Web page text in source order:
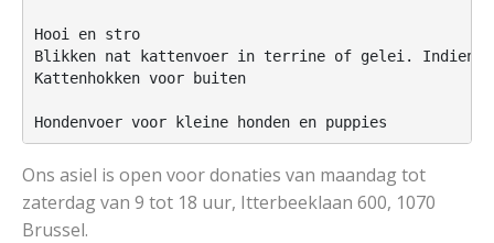
Hooi en stro
Blikken nat kattenvoer in terrine of gelei. Indien
Kattenhokken voor buiten
Hondenvoer voor kleine honden en puppies
Ons asiel is open voor donaties van maandag tot
zaterdag van 9 tot 18 uur, Itterbeeklaan 600, 1070
Brussel.